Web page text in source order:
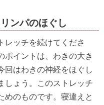
ンパのほぐし
レッチを続けてくださ
ポイントは、わきの大き
回はわきの神経をほぐし
しょう。このストレッチ
めのものです。寝違えと